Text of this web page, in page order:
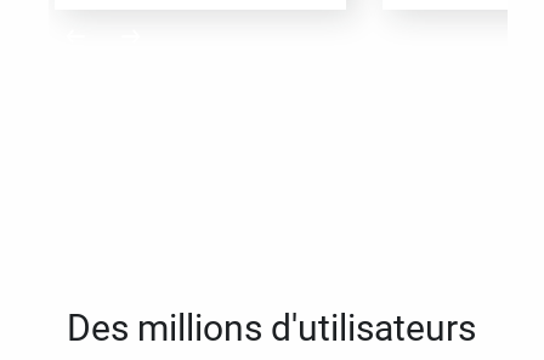
Des millions d'utilisateurs